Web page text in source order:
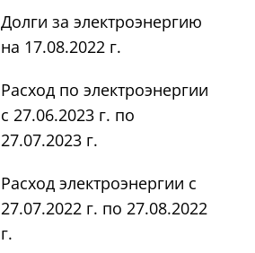
Долги за электроэнергию
на 17.08.2022 г.
Расход по электроэнергии
с 27.06.2023 г. по
27.07.2023 г.
Расход электроэнергии с
27.07.2022 г. по 27.08.2022
г.